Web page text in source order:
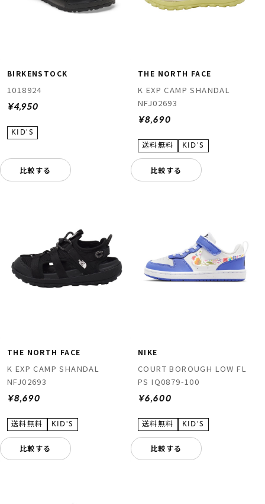
BIRKENSTOCK
1018924
¥4,950
比較する
THE NORTH FACE
K EXP CAMP SHANDAL
NFJ02693
¥8,690
比較する
THE NORTH FACE
K EXP CAMP SHANDAL
NFJ02693
¥8,690
比較する
NIKE
COURT BOROUGH LOW FL
PS IQ0879-100
¥6,600
比較する